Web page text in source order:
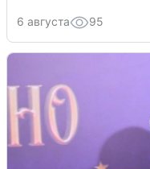
6 августа 95